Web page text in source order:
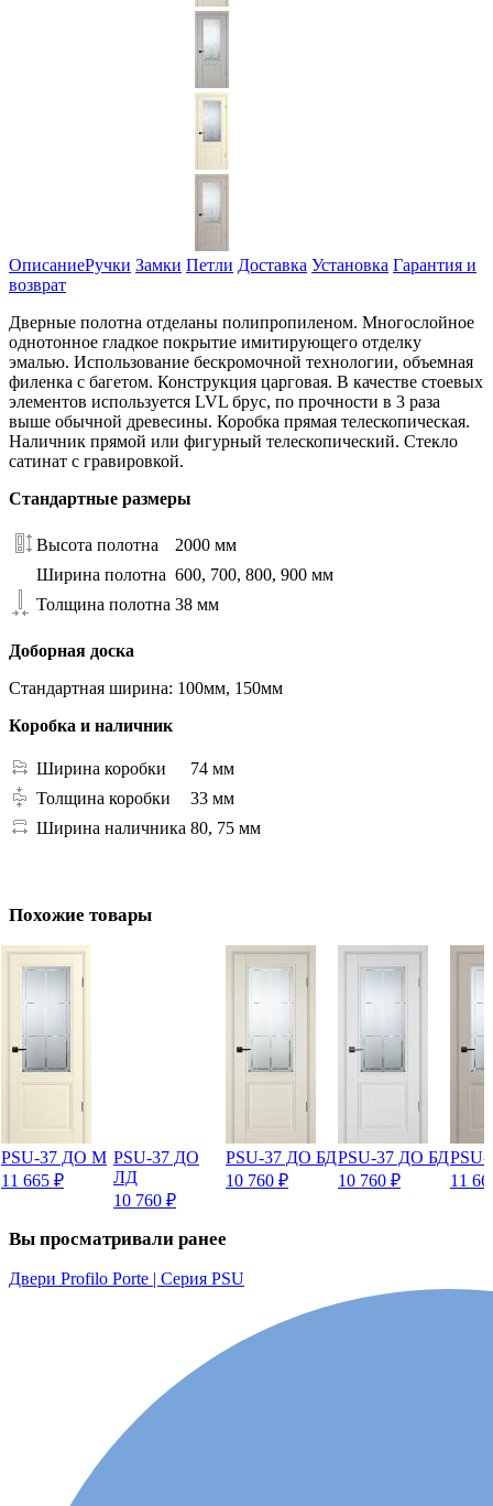
ОписаниеРучки Замки Петли Доставка Установка Гарантия и
возврат
Дверные полотна отделаны полипропиленом. Многослойное
однотонное гладкое покрытие имитирующего отделку
эмалью. Использование бескромочной технологии, объемная
филенка с багетом. Конструкция царговая. В качестве стоевых
элементов используется LVL брус, по прочности в 3 раза
выше обычной древесины. Коробка прямая телескопическая.
Наличник прямой или фигурный телескопический. Стекло
сатинат с гравировкой.
Стандартные размеры
Высота полотна
2000 мм
Ширина полотна 600, 700, 800, 900 мм
Толщина полотна 38 мм
Доборная доска
Стандартная ширина: 100мм, 150мм
Коробка и наличник
Ширина коробки
74 мм
Толщина коробки
33 мм
Ширина наличника 80, 75 мм
Похожие товары
PSU-37 ДО М
11 665 ₽
PSU-37 ДО
ЛД
10 760 ₽
PSU-37 ДО БД
10 760 ₽
PSU-37 ДО БД
10 760 ₽
11
Вы просматривали ранее
Двери Profilo Porte | Серия PSU